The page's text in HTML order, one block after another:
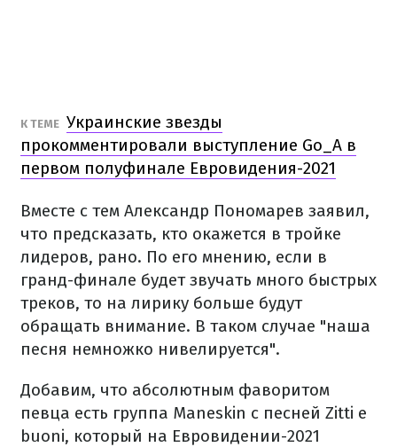
К ТЕМЕ Украинские звезды
прокомментировали выступление Go_A в
первом полуфинале Евровидения-2021
Вместе с тем Александр Пономарев заявил,
что предсказать, кто окажется в тройке
лидеров, рано. По его мнению, если в
гранд-финале будет звучать много быстрых
треков, то на лирику больше будут
обращать внимание. В таком случае "наша
песня немножко нивелируется".
Добавим, что абсолютным фаворитом
певца есть группа Maneskin с песней Zitti e
buoni, который на Евровидении-2021